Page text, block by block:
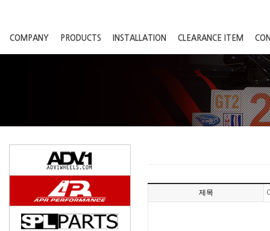
COMPANY PRODUCTS INSTALLATION CLEARANCE ITEM
제목